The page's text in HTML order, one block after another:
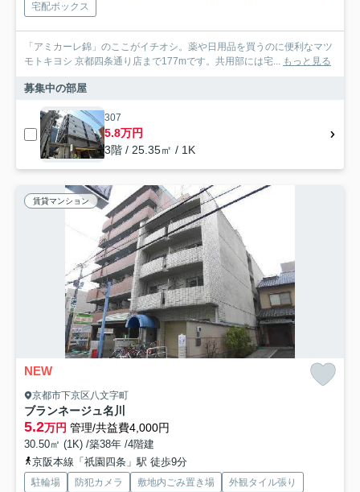
宅配ボックス
「アミカーレ錦」のここがイチオシ。薬や日用品を買うのに便利なマツ
モトキヨシ 京都四条通り店まで177mです。共用部には宅... もっと見る
募集中の部屋
307
5.8万円
3階 / 25.35㎡ / 1K
賃貸マンション
NEW
京都市下京区八文字町
ブランネージュ名川
5.2万円 管理/共益費4,000円
30.50㎡ (1K) /築38年 /4階建
京阪本線「祇園四条」駅 徒歩9分
駐輪場 防犯カメラ 敷地内ごみ置き場
外観タイル張り